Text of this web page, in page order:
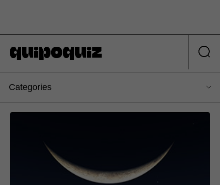
Categories